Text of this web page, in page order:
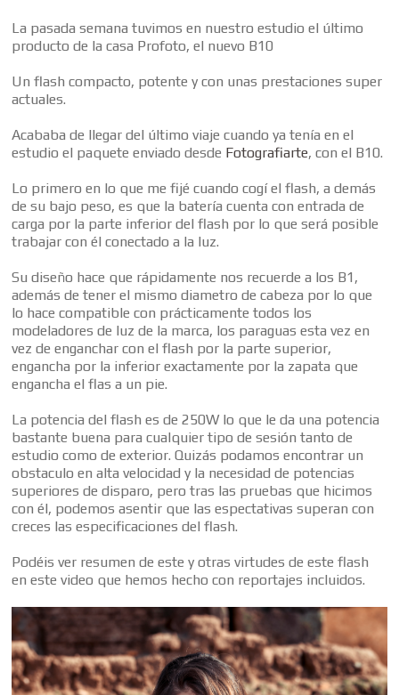
La pasada semana tuvimos en nuestro estudio el último
producto de la casa Profoto, el nuevo B10
Un flash compacto, potente y con unas prestaciones super
actuales.
Acababa de llegar del último viaje cuando ya tenía en el
estudio el paquete enviado desde Fotografiarte, con el B10.
Lo primero en lo que me fijé cuando cogí el flash, a demás
de su bajo peso, es que la batería cuenta con entrada de
carga por la parte inferior del flash por lo que será posible
trabajar con él conectado a la luz.
Su diseño hace que rápidamente nos recuerde a los B1,
además de tener el mismo diametro de cabeza por lo que
lo hace compatible con prácticamente todos los
modeladores de luz de la marca, los paraguas esta vez en
vez de enganchar con el flash por la parte superior,
engancha por la inferior exactamente por la zapata que
engancha el flas a un pie.
La potencia del flash es de 250W lo que le da una potencia
bastante buena para cualquier tipo de sesión tanto de
estudio como de exterior. Quizás podamos encontrar un
obstaculo en alta velocidad y la necesidad de potencias
superiores de disparo, pero tras las pruebas que hicimos
con él, podemos asentir que las espectativas superan con
creces las especificaciones del flash.
Podéis ver resumen de este y otras virtudes de este flash
en este video que hemos hecho con reportajes incluidos.